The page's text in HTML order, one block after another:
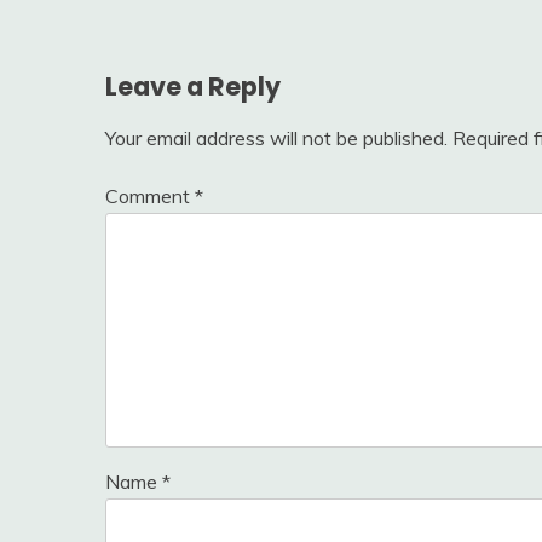
Leave a Reply
Your email address will not be published. Required
Comment *
Name *